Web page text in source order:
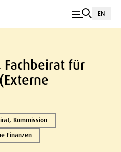
EN
für
Kommission
Finanzen